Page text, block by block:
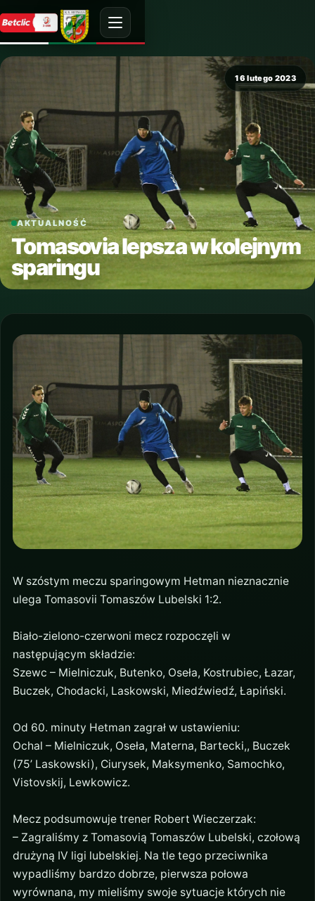
16 lutego 2023
AKTUALNOŚĆ
Tomasovia lepsza w kolejnym
sparingu
W szóstym meczu sparingowym Hetman nieznacznie
ulega Tomasovii Tomaszów Lubelski 1:2.
Biało-zielono-czerwoni mecz rozpoczęli w
następującym składzie:
Szewc – Mielniczuk, Butenko, Oseła, Kostrubiec, Łazar,
Buczek, Chodacki, Laskowski, Miedźwiedź, Łapiński.
Od 60. minuty Hetman zagrał w ustawieniu:
Ochal – Mielniczuk, Oseła, Materna, Bartecki,, Buczek
(75’ Laskowski), Ciurysek, Maksymenko, Samochko,
Vistovskij, Lewkowicz.
Mecz podsumowuje trener Robert Wieczerzak:
– Zagraliśmy z Tomasovią Tomaszów Lubelski, czołową
drużyną IV ligi lubelskiej. Na tle tego przeciwnika
wypadliśmy bardzo dobrze, pierwsza połowa
wyrównana, my mieliśmy swoje sytuacje których nie